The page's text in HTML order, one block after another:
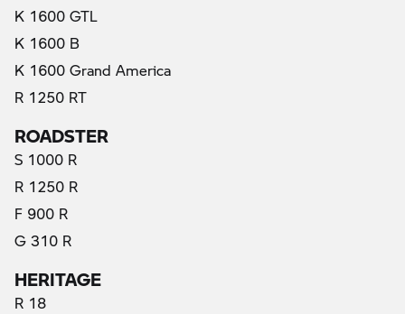
K 1600 GTL
K 1600 B
K 1600 Grand America
R 1250 RT
ROADSTER
S 1000 R
R 1250 R
F 900 R
G 310 R
HERITAGE
R 18(actual)